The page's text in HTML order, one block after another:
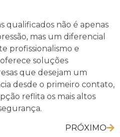
qualificados não é apenas
mas um diferencial
profissionalismo e
soluções
que desejam um
desde o primeiro contato,
reflita os mais altos
PRÓXIMO